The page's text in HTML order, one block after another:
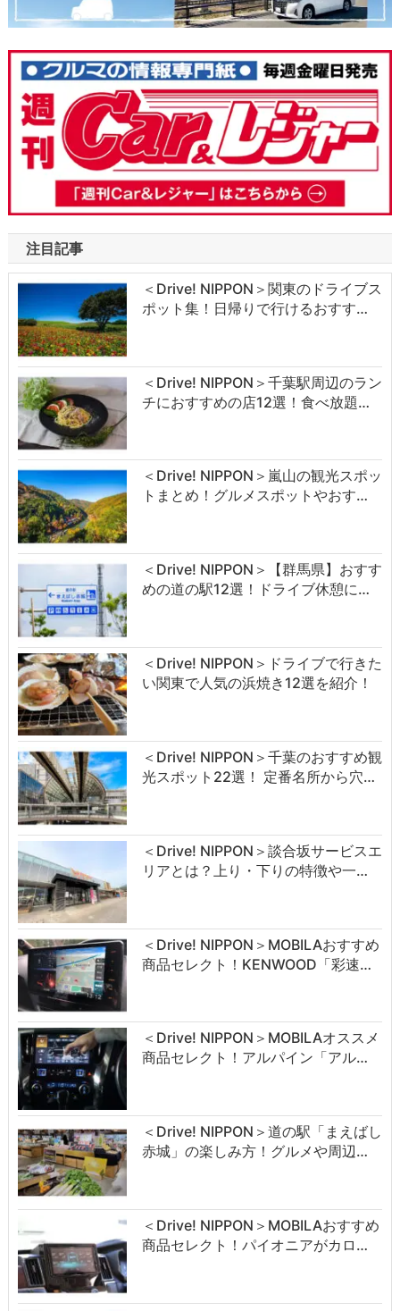
注目記事
＜Drive! NIPPON＞関東のドライブス
ポット集！日帰りで行けるおすす…
＜Drive! NIPPON＞千葉駅周辺のラン
チにおすすめの店12選！食べ放題…
＜Drive! NIPPON＞嵐山の観光スポッ
トまとめ！グルメスポットやおす…
＜Drive! NIPPON＞【群馬県】おすす
めの道の駅12選！ドライブ休憩に…
＜Drive! NIPPON＞ドライブで行きた
い関東で人気の浜焼き12選を紹介！
＜Drive! NIPPON＞千葉のおすすめ観
光スポット22選！ 定番名所から穴…
＜Drive! NIPPON＞談合坂サービスエ
リアとは？上り・下りの特徴や一…
＜Drive! NIPPON＞MOBILAおすすめ
商品セレクト！KENWOOD「彩速…
＜Drive! NIPPON＞MOBILAオススメ
商品セレクト！アルパイン「アル…
＜Drive! NIPPON＞道の駅「まえばし
赤城」の楽しみ方！グルメや周辺…
＜Drive! NIPPON＞MOBILAおすすめ
商品セレクト！パイオニアがカロ…